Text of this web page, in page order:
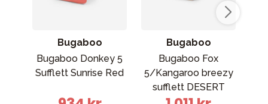
Bugaboo
Bugaboo Donkey 5
Sufflett Sunrise Red
Bugaboo
Bugaboo Fox
5/Kangaroo breezy
sufflett DESERT
TAUPE